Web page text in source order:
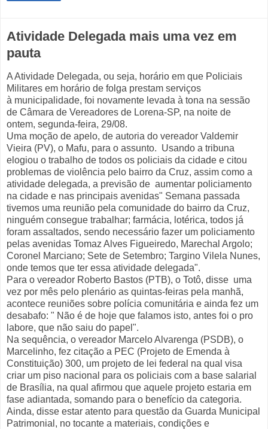
Atividade Delegada mais uma vez em
pauta
A Atividade Delegada, ou seja, horário em que Policiais
Militares em horário de folga prestam serviços
à municipalidade, foi novamente levada à tona na sessão
de Câmara de Vereadores de Lorena-SP, na noite de
ontem, segunda-feira, 29/08.
Uma moção de apelo, de autoria do vereador Valdemir
Vieira (PV), o Mafu, para o assunto. Usando a tribuna
elogiou o trabalho de todos os policiais da cidade e citou
problemas de violência pelo bairro da Cruz, assim como a
atividade delegada, a previsão de aumentar policiamento
na cidade e nas principais avenidas" Semana passada
tivemos uma reunião pela comunidade do bairro da Cruz,
ninguém consegue trabalhar; farmácia, lotérica, todos já
foram assaltados, sendo necessário fazer um policiamento
pelas avenidas Tomaz Alves Figueiredo, Marechal Argolo;
Coronel Marciano; Sete de Setembro; Targino Vilela Nunes,
onde temos que ter essa atividade delegada".
Para o vereador Roberto Bastos (PTB), o Totô, disse uma
vez por mês pelo plenário as quintas-feiras pela manhã,
acontece reuniões sobre polícia comunitária e ainda fez um
desabafo: " Não é de hoje que falamos isto, antes foi o pro
labore, que não saiu do papel".
Na sequência, o vereador Marcelo Alvarenga (PSDB), o
Marcelinho, fez citação a PEC (Projeto de Emenda à
Constituição) 300, um projeto de lei federal na qual visa
criar um piso nacional para os policiais com a base salarial
de Brasília, na qual afirmou que aquele projeto estaria em
fase adiantada, somando para o benefício da categoria.
Ainda, disse estar atento para questão da Guarda Municipal
Patrimonial, no tocante a materiais, condições e